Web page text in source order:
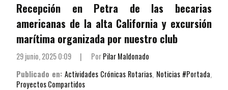
Recepción en Petra de las becarias
americanas de la alta California y excursión
marítima organizada por nuestro club
29 junio, 2025 0:09 | PorPilar Maldonado
Publicado en: Actividades Crónicas Rotarias, Noticias #Portada,
Proyectos Compartidos